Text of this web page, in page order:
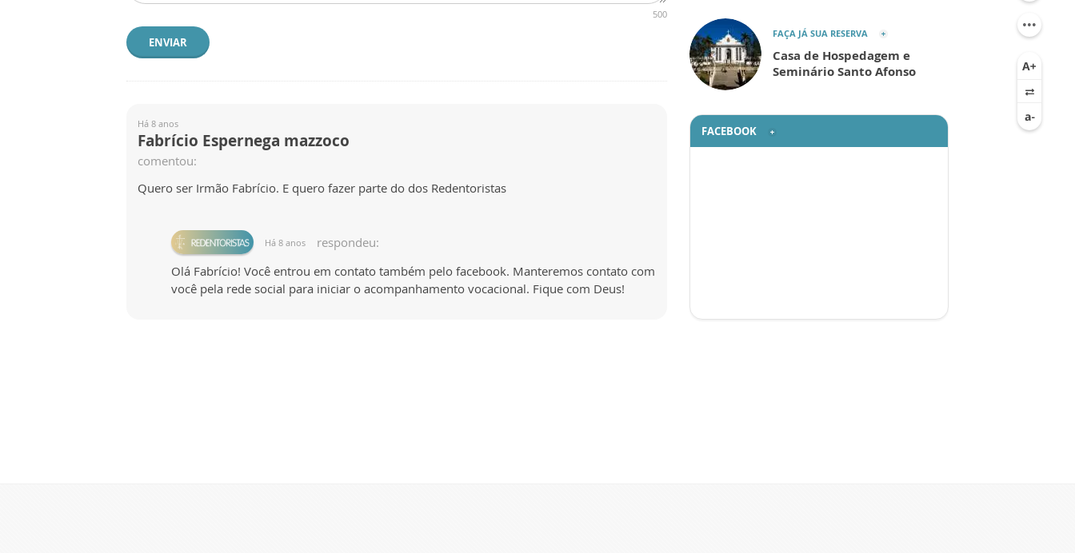
500
ENVIAR
Há 8 anos
Fabrício Espernega mazzoco
comentou:
Quero ser Irmão Fabrício. E quero fazer parte do dos Redentoristas
Há 8 anos
respondeu:
Olá Fabrício! Você entrou em contato também pelo facebook. Manteremos contato com
você pela rede social para iniciar o acompanhamento vocacional. Fique com Deus!
FAÇA JÁ SUA RESERVA
Casa de Hospedagem e
Seminário Santo Afonso
FACEBOOK